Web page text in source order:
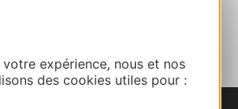
expérience, nous et nos
des cookies utiles pour :